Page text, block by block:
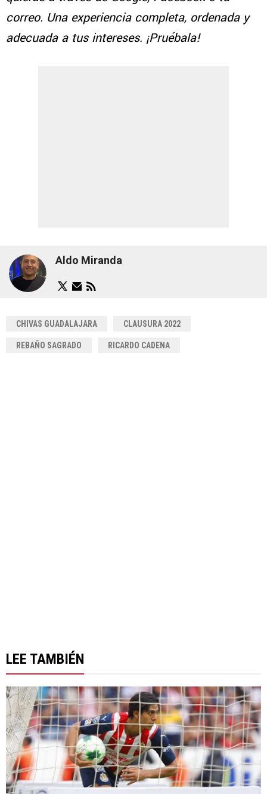
correo. Una experiencia completa, ordenada y
adecuada a tus intereses. ¡Pruébala!
Aldo Miranda
CHIVAS GUADALAJARA CLAUSURA 2022
REBAÑO SAGRADO RICARDO CADENA
LEE TAMBIÉN